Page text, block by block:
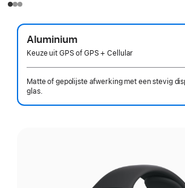
Aluminium
Keuze uit GPS of GPS + Cellular
Matte of gepolijste afwerking met een stevig
glas.